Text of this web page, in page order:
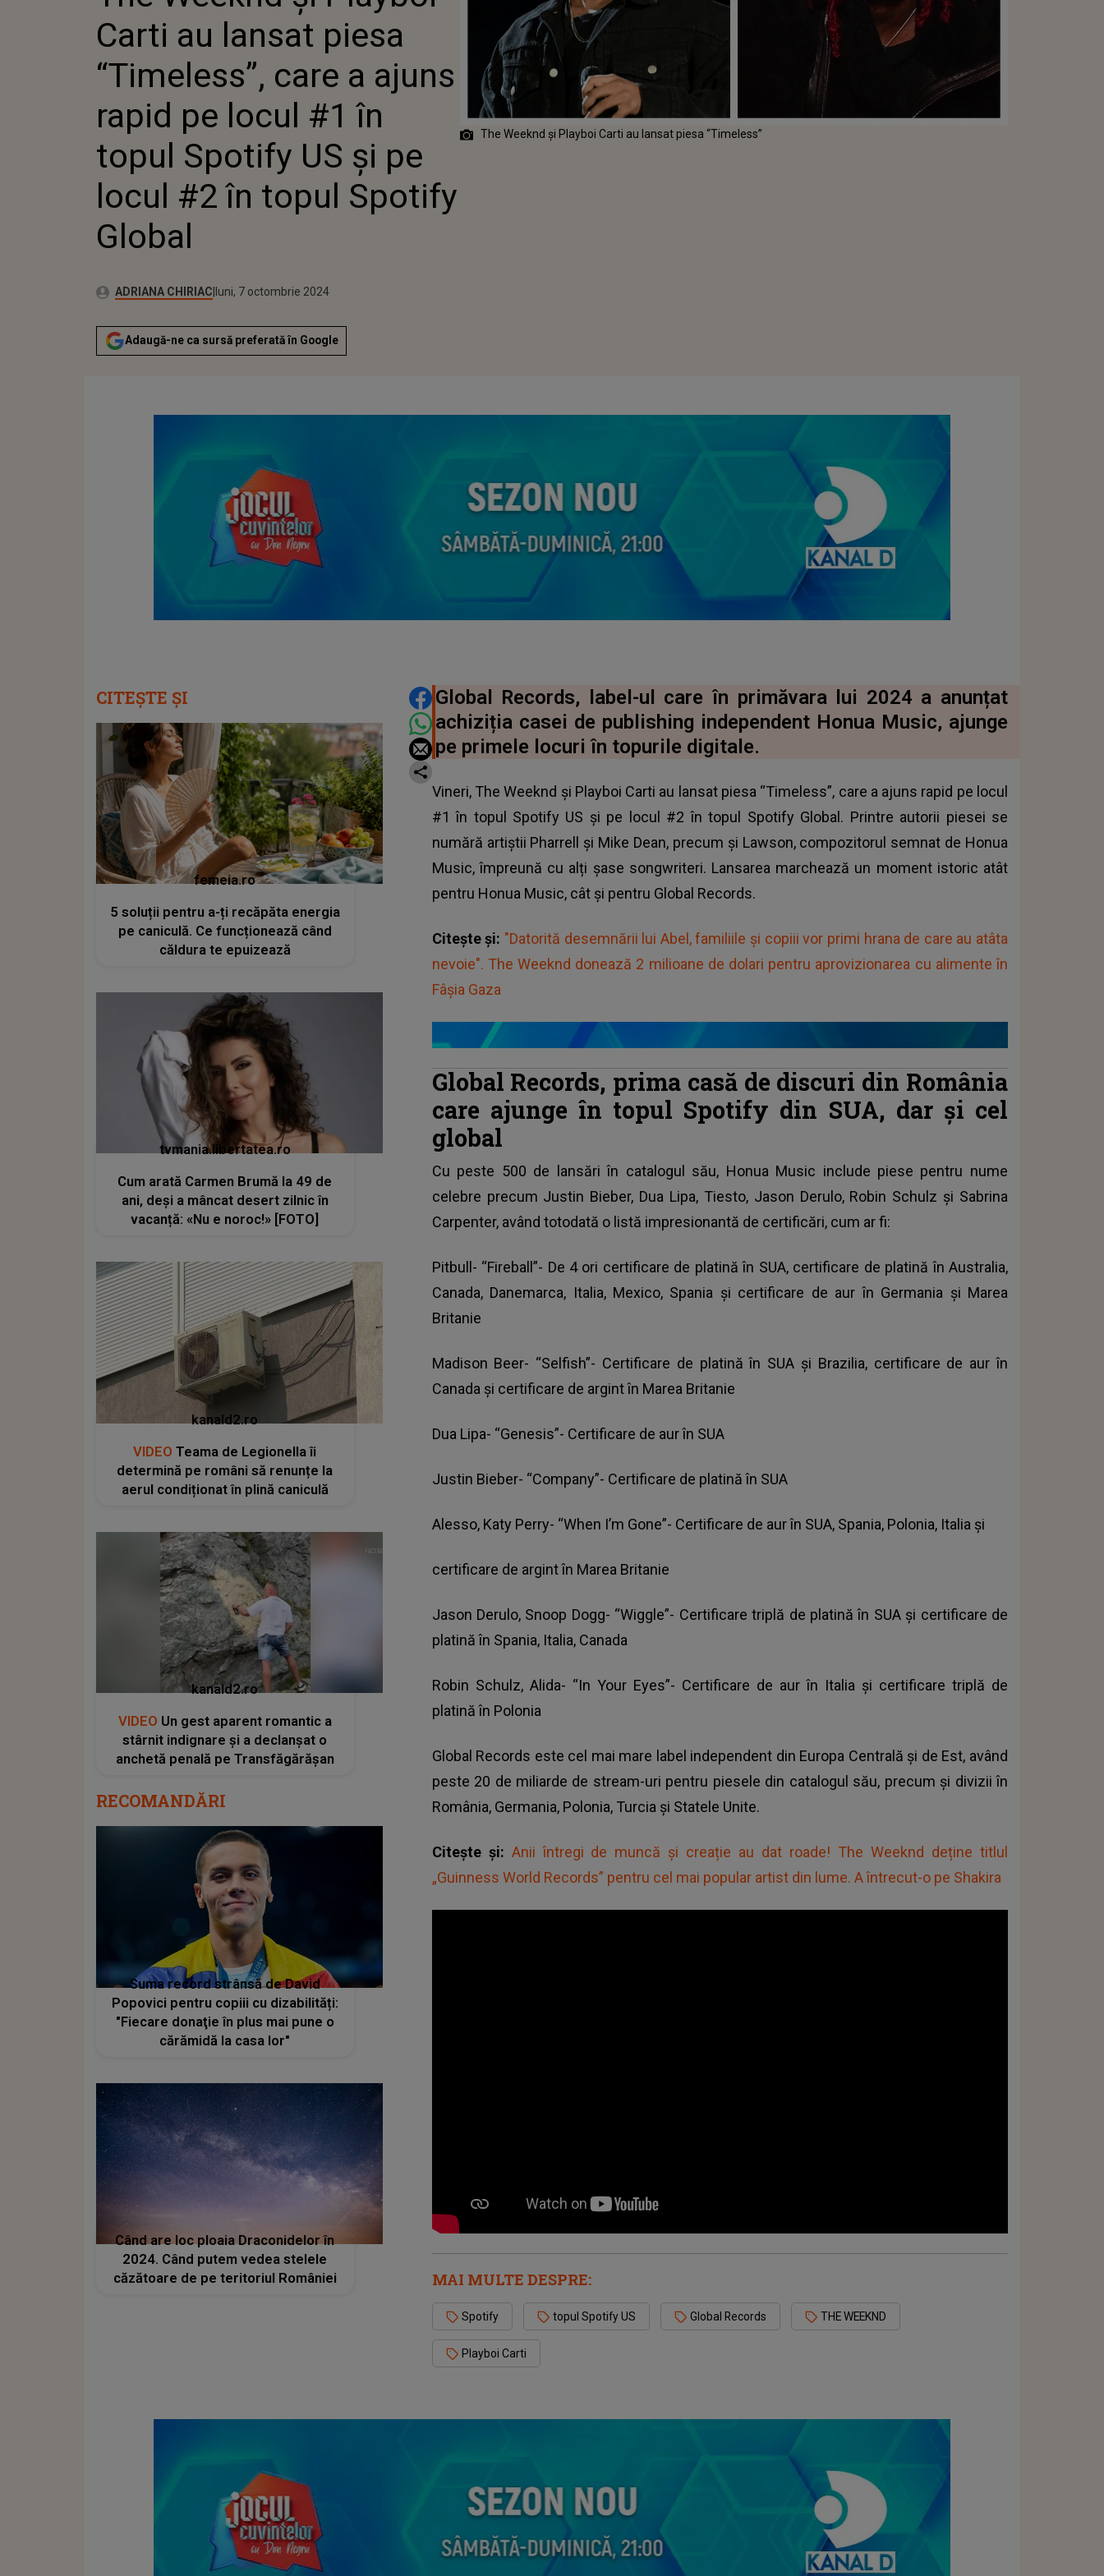
ÎN TOPUL SPOTIFY US ȘI PE LOCUL
#2 ÎN TOPUL SPOTIFY GLOBAL
Carti au lansat piesa
“Timeless”, care a ajuns
rapid pe locul #1 în
topul Spotify US și pe
locul #2 în topul Spotify
Global
Autor:ADRIANA CHIRIAC Publicat:
luni, 7 octombrie 2024
Adaugă-ne ca sursă preferată în Google
The Weeknd și Playboi Carti au lansat piesa “Timeless”
DISTRIBUIE ARTICOLUL
Global Records, label-ul care în primăvara lui 2024 a anunțat
achiziția casei de publishing independent Honua Music, ajunge
pe primele locuri în topurile digitale.
Vineri, The Weeknd și Playboi Carti au lansat piesa “Timeless”, care a ajuns rapid pe locul
#1 în topul Spotify US și pe locul #2 în topul Spotify Global. Printre autorii piesei se
numără artiștii Pharrell și Mike Dean, precum și Lawson, compozitorul semnat de Honua
Music, împreună cu alți șase songwriteri. Lansarea marchează un moment istoric atât
pentru Honua Music, cât și pentru Global Records.
Citește și: "Datorită desemnării lui Abel, familiile și copiii vor primi hrana de care au atâta
nevoie". The Weeknd donează 2 milioane de dolari pentru aprovizionarea cu alimente în
Fâşia Gaza
Global Records, prima casă de discuri din România
care ajunge în topul Spotify din SUA, dar și cel
global
Cu peste 500 de lansări în catalogul său, Honua Music include piese pentru nume
celebre precum Justin Bieber, Dua Lipa, Tiesto, Jason Derulo, Robin Schulz și Sabrina
Carpenter, având totodată o listă impresionantă de certificări, cum ar fi:
Pitbull- “Fireball”- De 4 ori certificare de platină în SUA, certificare de platină în Australia,
Canada, Danemarca, Italia, Mexico, Spania și certificare de aur în Germania și Marea
Britanie
Madison Beer- “Selfish”- Certificare de platină în SUA și Brazilia, certificare de aur în
Canada și certificare de argint în Marea Britanie
Dua Lipa- “Genesis”- Certificare de aur în SUA
Justin Bieber- “Company”- Certificare de platină în SUA
Alesso, Katy Perry- “When I’m Gone”- Certificare de aur în SUA, Spania, Polonia, Italia și
certificare de argint în Marea Britanie
Jason Derulo, Snoop Dogg- “Wiggle”- Certificare triplă de platină în SUA și certificare de
platină în Spania, Italia, Canada
Robin Schulz, Alida- “In Your Eyes”- Certificare de aur în Italia și certificare triplă de
platină în Polonia
Global Records este cel mai mare label independent din Europa Centrală și de Est, având
peste 20 de miliarde de stream-uri pentru piesele din catalogul său, precum și divizii în
România, Germania, Polonia, Turcia și Statele Unite.
Citește și: Anii întregi de muncă și creație au dat roade! The Weeknd deține titlul
„Guinness World Records” pentru cel mai popular artist din lume. A întrecut-o pe Shakira
MAI MULTE DESPRE:
Spotify topul Spotify US Global Records THE WEEKND
Playboi Carti
CITEȘTE ȘI
femeia.ro
5 soluții pentru a-ți recăpăta energia
pe caniculă. Ce funcționează când
căldura te epuizează
tvmania.libertatea.ro
Cum arată Carmen Brumă la 49 de
ani, deși a mâncat desert zilnic în
vacanță: «Nu e noroc!» [FOTO]
kanald2.ro
VIDEO Teama de Legionella îi
determină pe români să renunțe la
aerul condiționat în plină caniculă
kanald2.ro
VIDEO Un gest aparent romantic a
stârnit indignare și a declanșat o
anchetă penală pe Transfăgărășan
RECOMANDĂRI
Suma record strânsă de David
Popovici pentru copiii cu dizabilități:
"Fiecare donaţie în plus mai pune o
cărămidă la casa lor"
Când are loc ploaia Draconidelor în
2024. Când putem vedea stelele
căzătoare de pe teritoriul României